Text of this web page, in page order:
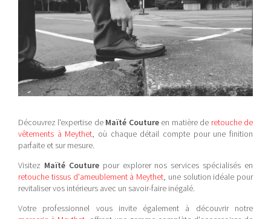
Découvrez l'expertise de Maïté Coutureen matière de retouche de
vêtements à Meythet, où chaque détail compte pour une finition
parfaite et sur mesure.
Visitez Maïté Couturepour explorer nos services spécialisés en
retouche tissus d'ameublement à Meythet, une solution idéale pour
revitaliser vos intérieurs avec un savoir-faire inégalé.
Votre professionnel vous invite également à découvrir notre